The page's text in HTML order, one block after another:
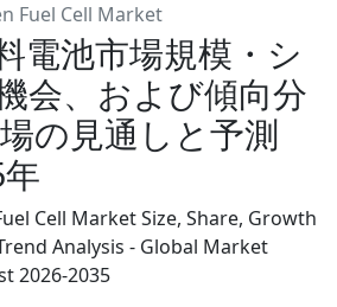
Fuel Cell Market
電池市場規模・シ
会、および傾向分
の見通しと予測
Cell Market Size, Share, Growth
Analysis - Global Market
2026-2035